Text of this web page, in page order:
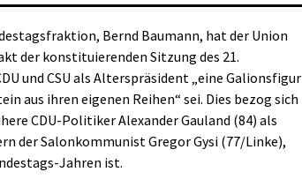
Bernd Baumann, hat der Union
der konstituierenden Sitzung des 21.
und CSU als Alterspräsident „eine Galionsfigur
aus ihren eigenen Reihen“ sei. Dies bezog sich
CDU-Politiker Alexander Gauland (84) als
der Salonkommunist Gregor Gysi (77/Linke),
Jahren ist.